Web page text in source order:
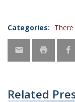
Categories:
Related